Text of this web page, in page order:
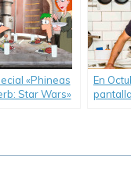
de cupido
letales.
«Phineas
Star Wars»
En